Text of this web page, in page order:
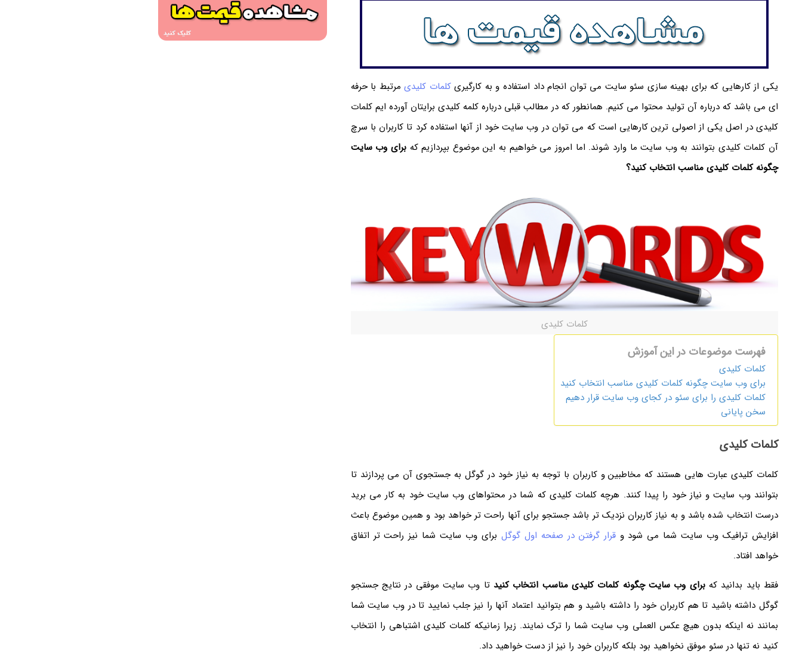
یکی از کارهایی که برای بهینه سازی سئو سایت می توان انجام داد استفاده و به کارگیریکلمات کلیدیمرتبط با حرفه
ای می باشد که درباره آن تولید محتوا می کنیم. همانطور که در مطالب قبلی درباره کلمه کلیدی برایتان آورده ایم کلمات
کلیدی در اصل یکی از اصولی ترین کارهایی است که می توان در وب سایت خود از آنها استفاده کرد تا کاربران با سرچ
آن کلمات کلیدی بتوانند به وب سایت ما وارد شوند. اما امروز می خواهیم به این موضوع بپردازیم کهبرای وب سایت
چگونه کلمات کلیدی مناسب انتخاب کنید؟
کلمات کلیدی
فهرست موضوعات در این آموزش
کلمات کلیدی
برای وب سایت چگونه کلمات کلیدی مناسب انتخاب کنید
کلمات کلیدی را برای سئو در کجای وب سایت قرار دهیم
سخن پایانی
کلمات کلیدی
کلمات کلیدی عبارت هایی هستند که مخاطبین و کاربران با توجه به نیاز خود در گوگل به جستجوی آن می پردازند تا
بتوانند وب سایت و نیاز خود را پیدا کنند. هرچه کلمات کلیدی که شما در محتواهای وب سایت خود به کار می برید
درست انتخاب شده باشد و به نیاز کاربران نزدیک تر باشد جستجو برای آنها راحت تر خواهد بود و همین موضوع باعث
افزایش ترافیک وب سایت شما می شود وقرار گرفتن در صفحه اول گوگلبرای وب سایت شما نیز راحت تر اتفاق
خواهد افتاد.
فقط باید بدانید که برای وب سایت چگونه کلمات کلیدی مناسب انتخاب کنیدتا وب سایت موفقی در نتایج جستجو
گوگل داشته باشید تا هم کاربران خود را داشته باشید و هم بتوانید اعتماد آنها را نیز جلب نمایید تا در وب سایت شما
بمانند نه اینکه بدون هیچ عکس العملی وب سایت شما را ترک نمایند. زیرا زمانیکه کلمات کلیدی اشتباهی را انتخاب
کنید نه تنها در سئو موفق نخواهید بود بلکه کاربران خود را نیز از دست خواهید داد.